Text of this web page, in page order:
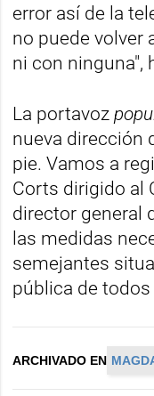
error así de la
no puede volver
ni con ninguna",
La portavoz
nueva dirección
pie. Vamos a
Corts dirigido al
director general
las medidas
semejantes
pública de
ARCHIVADO EN